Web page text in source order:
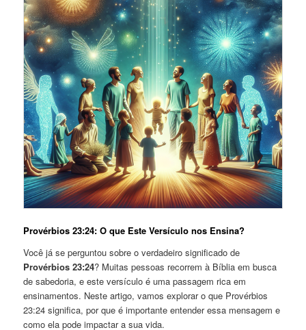
Provérbios 23:24: O que Este Versículo nos Ensina?
Você já se perguntou sobre o verdadeiro significado de
Provérbios 23:24? Muitas pessoas recorrem à Bíblia em busca
de sabedoria, e este versículo é uma passagem rica em
ensinamentos. Neste artigo, vamos explorar o que Provérbios
23:24 significa, por que é importante entender essa mensagem e
como ela pode impactar a sua vida.